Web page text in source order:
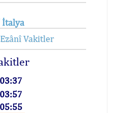
İtalya
Ezânî Vakitler
03:37
03:57
05:55